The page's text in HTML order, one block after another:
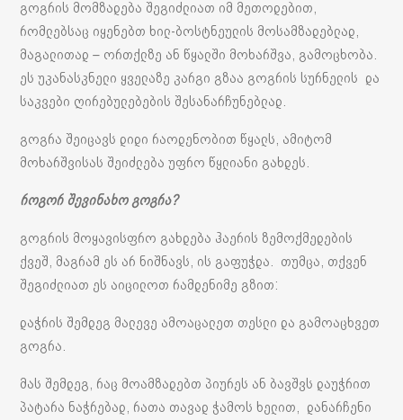
გოგრის მომზადება შეგიძლიათ იმ მეთოდებით,
რომლებსაც იყენებთ ხილ-ბოსტნეულის მოსამზადებლად,
მაგალითად – ორთქლზე ან წყალში მოხარშვა, გამოცხობა.
ეს უკანასკნელი ყველაზე კარგი გზაა გოგრის სურნელის და
საკვები ღირებულებების შესანარჩუნებლად.
გოგრა შეიცავს დიდი რაოდენობით წყალს, ამიტომ
მოხარშვისას შეიძლება უფრო წყლიანი გახდეს.
როგორ შევინახო გოგრა?
გოგრის მოყავისფრო გახდება ჰაერის ზემოქმედების
ქვეშ, მაგრამ ეს არ ნიშნავს, ის გაფუჭდა. თუმცა, თქვენ
შეგიძლიათ ეს აიცილოთ რამდენიმე გზით:
დაჭრის შემდეგ მალევე ამოაცალეთ თესლი და გამოაცხვეთ
გოგრა.
მას შემდეგ, რაც მოამზადებთ პიურეს ან ბავშვს დაუჭრით
პატარა ნაჭრებად, რათა თავად ჭამოს ხელით, დანარჩენი